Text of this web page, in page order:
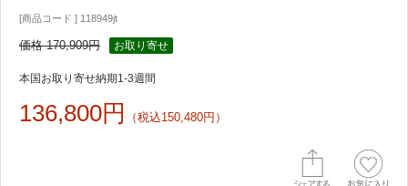
[商品コード ] 118949jt
価格 170,909円 お取り寄せ
本国お取り寄せ納期1-3週間
136,800円 （税込150,480円）